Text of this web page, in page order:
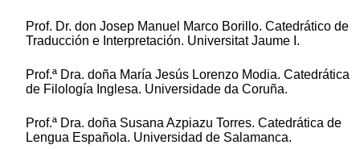
Prof. Dr. don Josep Manuel Marco Borillo. Catedrático de
Traducción e Interpretación. Universitat Jaume I.
Prof.ª Dra. doña María Jesús Lorenzo Modia. Catedrática
de Filología Inglesa. Universidade da Coruña.
Prof.ª Dra. doña Susana Azpiazu Torres. Catedrática de
Lengua Española. Universidad de Salamanca.